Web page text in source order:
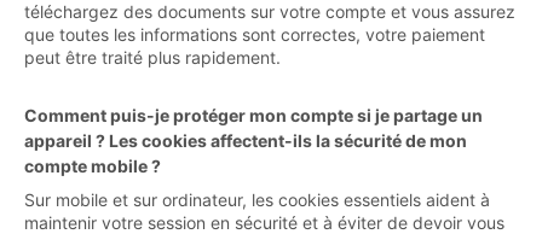
téléchargez des documents sur votre compte et vous assurez
que toutes les informations sont correctes, votre paiement
peut être traité plus rapidement.
Comment puis-je protéger mon compte si je partage un
appareil ? Les cookies affectent-ils la sécurité de mon
compte mobile ?
Sur mobile et sur ordinateur, les cookies essentiels aident à
maintenir votre session en sécurité et à éviter de devoir vous